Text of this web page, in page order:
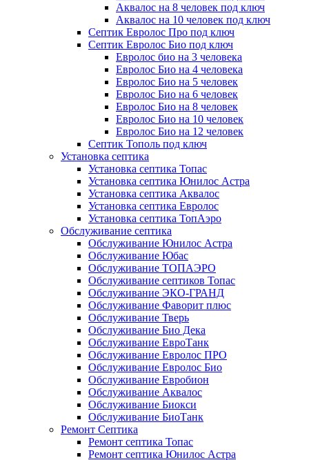
Аквалос на 8 человек под ключ
Аквалос на 10 человек под ключ
Септик Евролос Про под ключ
Септик Евролос Био под ключ
Евролос био на 3 человека
Евролос Био на 4 человека
Евролос Био на 5 человек
Евролос Био на 6 человек
Евролос Био на 8 человек
Евролос Био на 10 человек
Евролос Био на 12 человек
Септик Тополь под ключ
Установка септика
Установка септика Топас
Установка септика Юнилос Астра
Установка септика Аквалос
Установка септика Евролос
Установка септика ТопАэро
Обслуживание септика
Обслуживание Юнилос Астра
Обслуживание Юбас
Обслуживание ТОПАЭРО
Обслуживание септиков Топас
Обслуживание ЭКО-ГРАНД
Обслуживание Фаворит плюс
Обслуживание Тверь
Обслуживание Био Дека
Обслуживание ЕвроТанк
Обслуживание Евролос ПРО
Обслуживание Евролос Био
Обслуживание Евробион
Обслуживание Аквалос
Обслуживание Биокси
Обслуживание БиоТанк
Ремонт Септика
Ремонт септика Топас
Ремонт септика Юнилос Астра